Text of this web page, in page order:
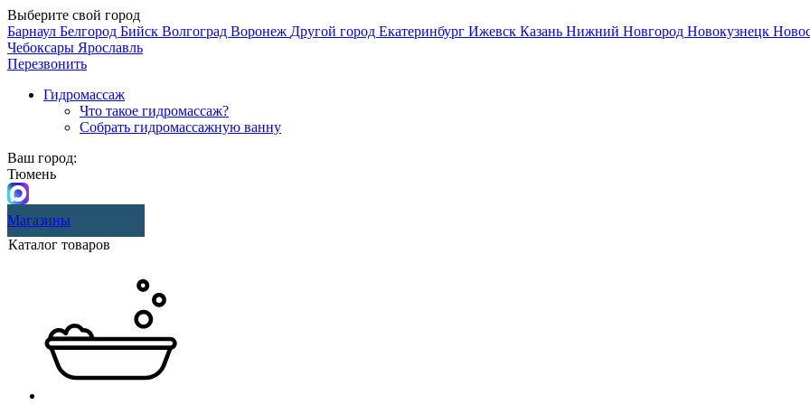
Выберите свой город
Барнаул Белгород Бийск Волгоград Воронеж Другой город Екатеринбург Ижевск Казань Нижний Новгород Новокузнецк
Чебоксары Ярославль
Перезвонить
Гидромассаж
Что такое гидромассаж?
Собрать гидромассажную ванну
Ваш город:
Тюмень
Магазины
Каталог товаров